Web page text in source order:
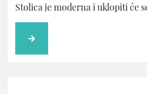
Stolica je moderna i uklopiti će